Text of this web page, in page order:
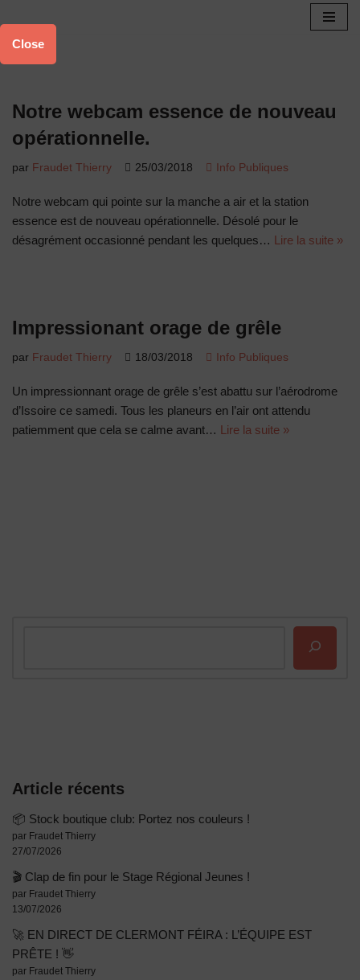
Aller
au
Notre webcam essence de nouveau
opérationnelle.
par Fraudet Thierry 25/03/2018 Info Publiques
Notre webcam qui pointe sur la manche a air et la station
essence est de nouveau opérationnelle. Désolé pour le
désagrément occasionné pendant les quelques… Lire la suite »
Impressionant orage de grêle
par Fraudet Thierry 18/03/2018 Info Publiques
Un impressionnant orage de grêle s’est abattu sur l’aérodrome
d’Issoire ce samedi. Tous les planeurs en l’air ont attendu
patiemment que cela se calme avant… Lire la suite »
Article récents
📦 Stock boutique club: Portez nos couleurs !
par Fraudet Thierry
27/07/2026
🎬 Clap de fin pour le Stage Régional Jeunes !
par Fraudet Thierry
13/07/2026
🚀 EN DIRECT DE CLERMONT FÉIRA : L’ÉQUIPE EST
PRÊTE ! 👋
par Fraudet Thierry
Close